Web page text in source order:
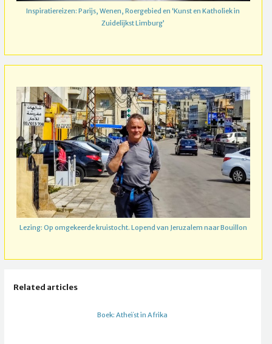
Inspiratiereizen: Parijs, Wenen, Roergebied en ‘Kunst en Katholiek in
Zuidelijkst Limburg’
Lezing: Op omgekeerde kruistocht. Lopend van Jeruzalem naar Bouillon
Related articles
Boek: Atheïst in Afrika